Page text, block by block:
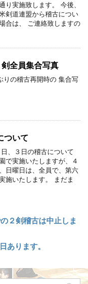
り実施致します。 今後、
剣道連盟から稽古につい
合は、 ご連絡致しますの
全員集合写真
りの稽古再開時の 集合写
ついて
、３日の稽古について
で実施いたしますが、４
日曜日は、全員で、第六
施いたします。 まだま
２剣稽古は中止しま
あります。